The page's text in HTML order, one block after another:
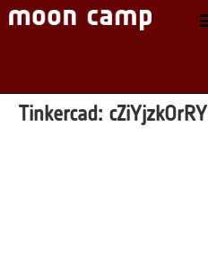
Tinkercad: cZiYjzkOrRY